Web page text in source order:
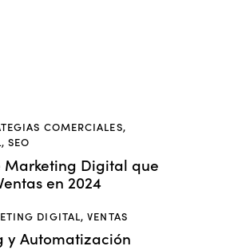
COMERCIALES,
, SEO
Marketing Digital que
en 2024
DIGITAL,VENTAS
y Automatización